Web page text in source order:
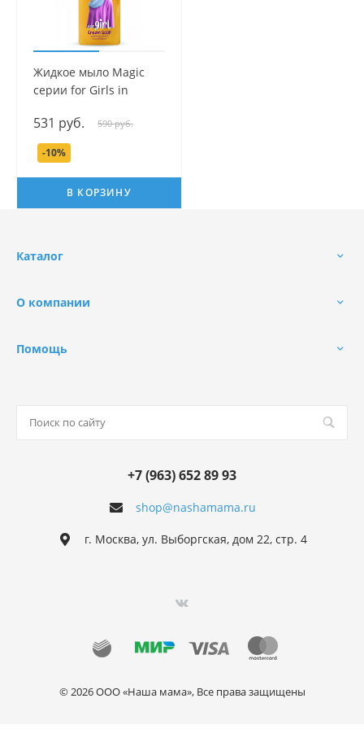
Жидкое мыло Magic
серии for Girls in
531 руб. 590 руб.
-10%
В КОРЗИНУ
Каталог
О компании
Помощь
shop@nashamama.ru
+7 (963) 652 89 93
г. Москва, ул. Выборгская, дом 22, стр. 4
© 2026 ООО «Наша мама», Все права защищены